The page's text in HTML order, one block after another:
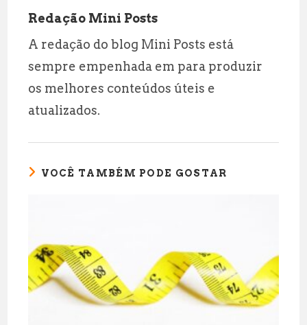
Redação Mini Posts
A redação do blog Mini Posts está
sempre empenhada em para produzir
os melhores conteúdos úteis e
atualizados.
VOCÊ TAMBÉM PODE GOSTAR